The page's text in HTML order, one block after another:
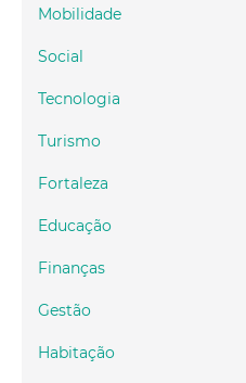
Mobilidade
Social
Tecnologia
Turismo
Fortaleza
Educação
Finanças
Gestão
Habitação